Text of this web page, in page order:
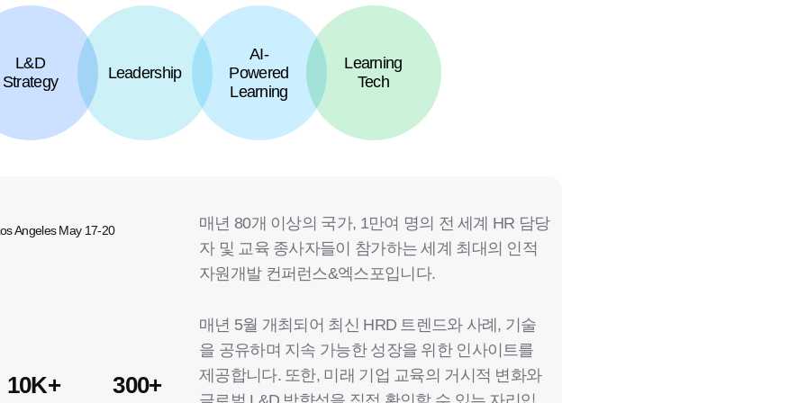
L&D
Strategy
Leadership
AI-
Powered
Learning
Learning
Tech
10K+ 300+
매년 80개 이상의 국가, 1만여 명의 전 세계 HR 담당
자 및 교육 종사자들이 참가하는 세계 최대의 인적
자원개발 컨퍼런스&엑스포입니다.
매년 5월 개최되어 최신 HRD 트렌드와 사례, 기술
을 공유하며 지속 가능한 성장을 위한 인사이트를
제공합니다. 또한, 미래 기업 교육의 거시적 변화와